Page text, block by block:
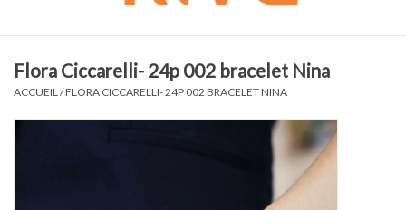
MAGASINEZ
Flora Ciccarelli- 24p 002 bracelet Nina
ACCUEIL /FLORA CICCARELLI- 24P 002 BRACELET NINA